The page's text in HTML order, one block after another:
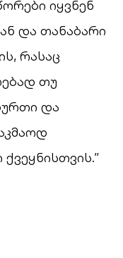
იყვნენ
და თანაბარი
რასაც
თუ
და